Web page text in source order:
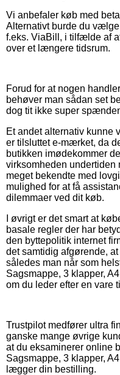
Vi anbefaler køb med
Alternativt burde du
f.eks. ViaBill, i tilfælde af
over et længere tidsrum.
Forud for at nogen
behøver man sådan set
dog tit ikke super
Et andet alternativ kunne
er tilsluttet e-mærket, da
butikken imødekommer
virksomheden undertiden
meget bekendte med
mulighed for at få
dilemmaer ved dit køb.
I øvrigt er det smart at
basale regler der har
den byttepolitik internet
det samtidig afgørende,
således man når som
Sagsmappe, 3 klapper,
om du leder efter en vare
Trustpilot medfører ultra
ganske mange øvrige
at du eksaminerer online
Sagsmappe, 3 klapper,
lægger din bestilling.